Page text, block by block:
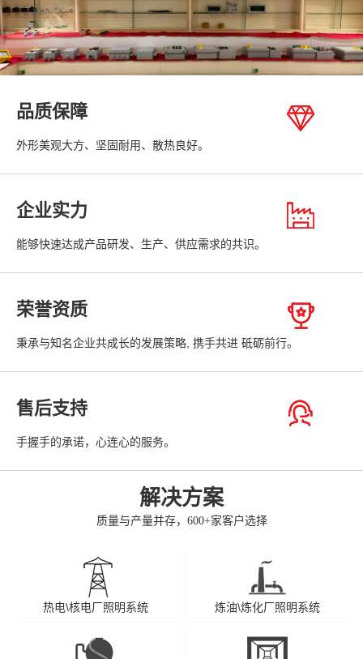
品质保障
外形美观大方、坚固耐用、散热良好。
企业实力
能够快速达成产品研发、生产、供应需求的共识。
荣誉资质
秉承与知名企业共成长的发展策略, 携手共进 砥砺前行。
售后支持
手握手的承诺，心连心的服务。
解决方案
质量与产量并存，600+家客户选择
热电\核电厂照明系统 炼油\炼化厂照明系统